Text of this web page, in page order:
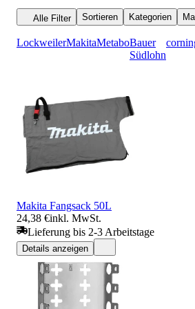
Alle Filter Sortieren Kategorien
LockweilerMakitaMetaboBauer
Südlohn
Makita Fangsack 50L
24,38 €inkl. MwSt.
Lieferung bis 2-3 Arbeitstage
Details anzeigen